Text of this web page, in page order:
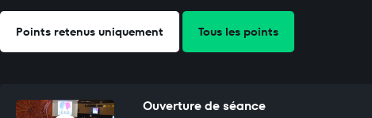
Points retenus uniquement Tous les points
Ouverture de séance